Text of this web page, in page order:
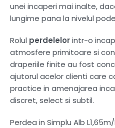
unei incaperi mai inalte,
lungime pana la nivelul
Rolul perdelelorintr-o
atmosfere primitoare si
draperiile finite au fost
ajutorul acelor clienti care
practice in amenajarea
discret, select si subtil.
Perdea in Simplu Alb